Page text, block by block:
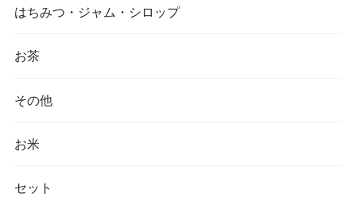
はちみつ・ジャム・シロップ
お茶
その他
お米
セット